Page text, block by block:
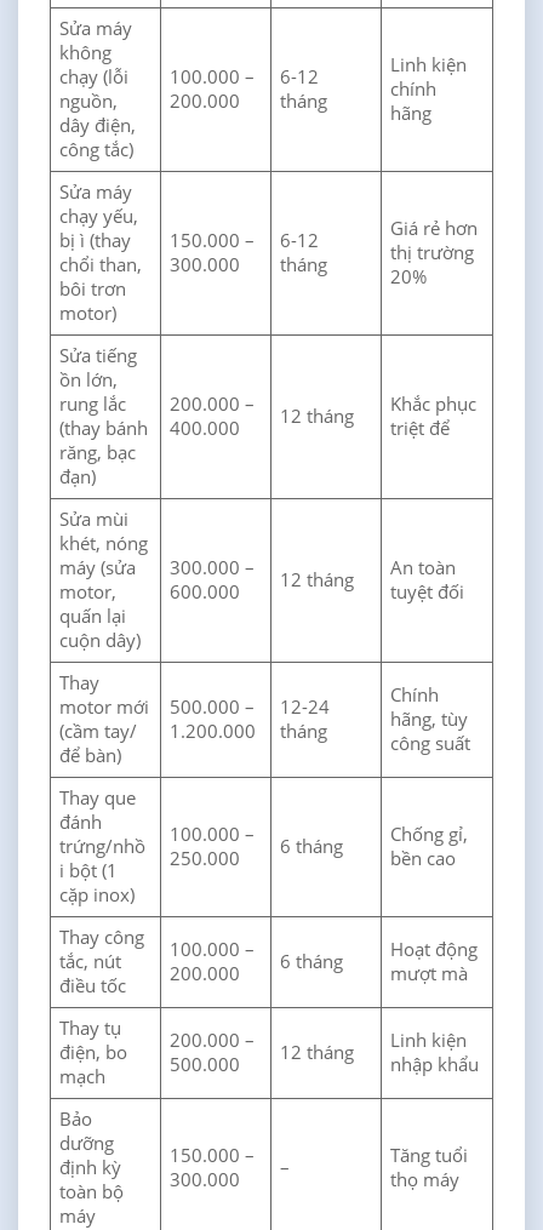
Sửa máy
không
chạy (lỗi
nguồn,
dây điện,
công tắc)
100.000 –
200.000
6-12
tháng
Linh kiện
chính
hãng
Sửa máy
chạy yếu,
bị ì (thay
chổi than,
bôi trơn
motor)
150.000 –
300.000
6-12
tháng
Giá rẻ hơn
thị trường
20%
Sửa tiếng
ồn lớn,
rung lắc
(thay bánh
răng, bạc
đạn)
200.000 –
400.000
12 tháng
Khắc phục
triệt để
Sửa mùi
khét, nóng
máy (sửa
motor,
quấn lại
cuộn dây)
300.000 –
600.000
12 tháng
An toàn
tuyệt đối
Thay
motor mới
(cầm tay/
để bàn)
500.000 –
1.200.000
12-24
tháng
Chính
hãng, tùy
công suất
Thay que
đánh
trứng/nhồ
i bột (1
cặp inox)
100.000 –
250.000
6 tháng
Chống gỉ,
bền cao
Thay công
tắc, nút
điều tốc
100.000 –
200.000
6 tháng
Hoạt động
mượt mà
Thay tụ
điện, bo
mạch
200.000 –
500.000
12 tháng
Linh kiện
nhập khẩu
Bảo
dưỡng
định kỳ
toàn bộ
máy
150.000 –
300.000
–
Tăng tuổi
thọ máy